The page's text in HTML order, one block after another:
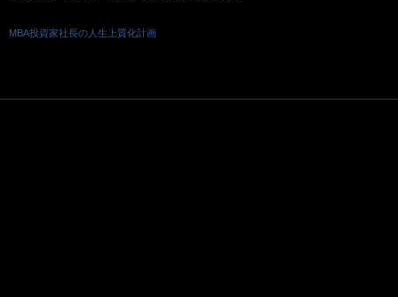
MBA投資家社長の人生上質化計画